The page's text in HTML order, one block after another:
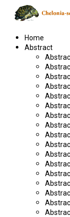
Home
Abstract